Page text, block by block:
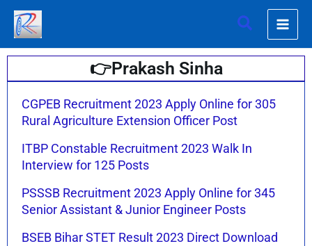
Skip
content
Search
👉Prakash Sinha
CGPEB Recruitment 2023 Apply Online for 305
Rural Agriculture Extension Officer Post
ITBP Constable Recruitment 2023 Walk In
Interview for 125 Posts
PSSSB Recruitment 2023 Apply Online for 345
Senior Assistant & Junior Engineer Posts
BSEB Bihar STET Result 2023 Direct Download
PagePagePagePagePagePage Page